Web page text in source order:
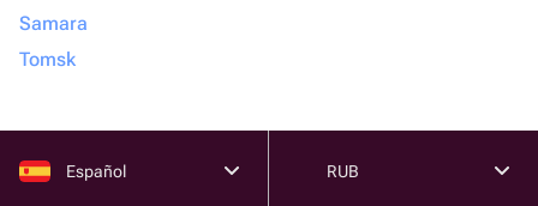
Samara
Tomsk
Español RUB